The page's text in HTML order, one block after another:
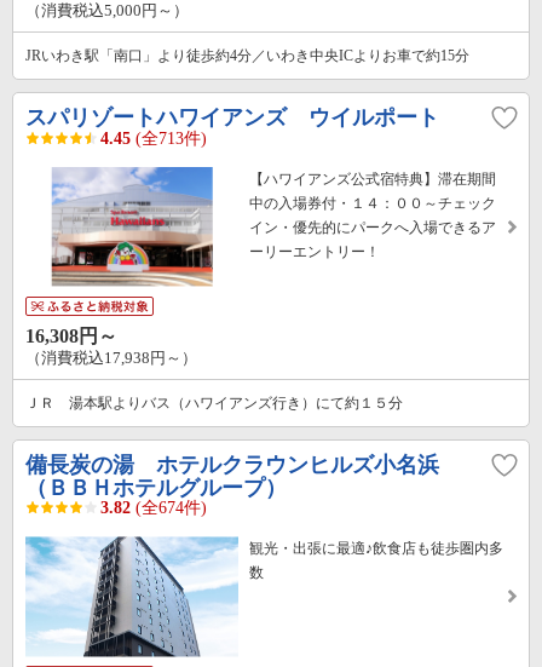
（消費税込5,000円～）
JRいわき駅「南口」より徒歩約4分／いわき中央ICよりお車で約15分
スパリゾートハワイアンズ ウイルポート
4.45 (全713件)
【ハワイアンズ公式宿特典】滞在期間
中の入場券付・１４：００～チェック
イン・優先的にパークへ入場できるア
ーリーエントリー！
16,308円～
（消費税込17,938円～）
ＪＲ 湯本駅よりバス（ハワイアンズ行き）にて約１５分
備長炭の湯 ホテルクラウンヒルズ小名浜
（ＢＢＨホテルグループ）
3.82 (全674件)
観光・出張に最適♪飲食店も徒歩圏内多
数